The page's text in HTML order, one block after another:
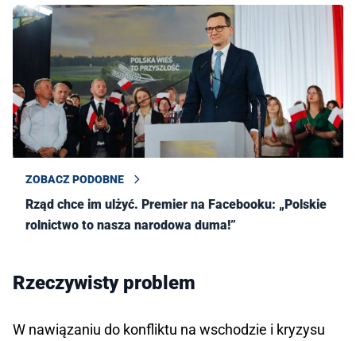
ZOBACZ PODOBNE
Rząd chce im ulżyć. Premier na Facebooku: „Polskie
rolnictwo to nasza narodowa duma!”
Rzeczywisty problem
W nawiązaniu do konfliktu na wschodzie i kryzysu